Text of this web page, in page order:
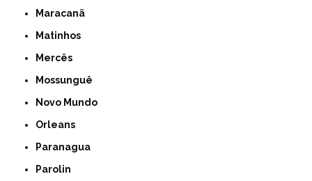
Maracanã
Matinhos
Mercês
Mossunguê
Novo Mundo
Orleans
Paranagua
Parolin